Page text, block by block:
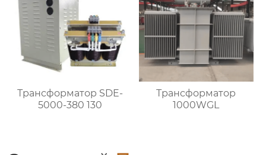
Трансформатор SDE-
5000-380 130
Трансформатор
1000WGL